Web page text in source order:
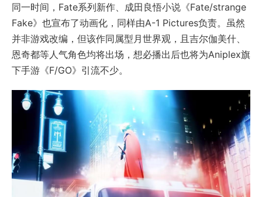
同一时间，Fate系列新作、成田良悟小说《Fate/strange
Fake》也宣布了动画化，同样由A-1 Pictures负责。虽然
并非游戏改编，但该作同属型月世界观，且吉尔伽美什、
恩奇都等人气角色均将出场，想必播出后也将为Aniplex旗
下手游《F/GO》引流不少。